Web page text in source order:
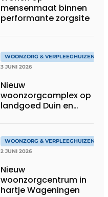
mensenmaat binnen
performante zorgsite
WOONZORG & VERPLEEGHUIZEN
3 JUNI 2026
Nieuw
woonzorgcomplex op
landgoed Duin en
WOONZORG & VERPLEEGHUIZEN
2 JUNI 2026
Nieuw
woonzorgcentrum in
hartje Wageningen